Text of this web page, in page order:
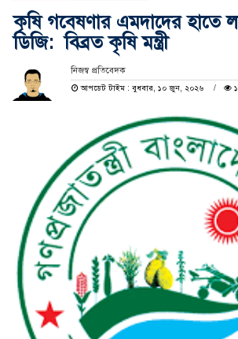
কৃষি গবেষণার এমদাদের হাতে
ডিজি: বিব্রত কৃষি মন্ত্রী
নিজস্ব প্রতিবেদক
আপডেট টাইম : বুধবার, ১০ জুন, ২০২৬